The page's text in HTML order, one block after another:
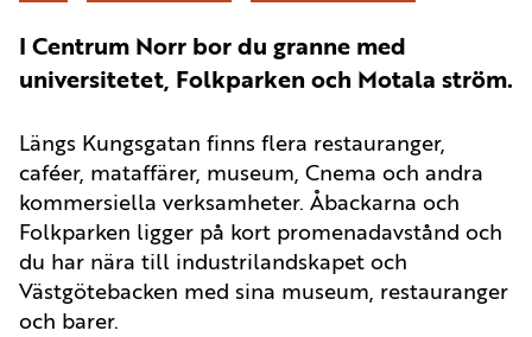
I Centrum Norr bor du granne med
universitetet, Folkparken och Motala ström.
Längs Kungsgatan finns flera restauranger,
caféer, mataffärer, museum, Cnema och andra
kommersiella verksamheter. Åbackarna och
Folkparken ligger på kort promenadavstånd och
du har nära till industrilandskapet och
Västgötebacken med sina museum, restauranger
och barer.